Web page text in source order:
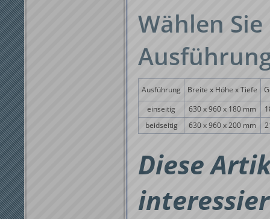
Wählen
Ausführung Breite x Höhe x Tiefe
einseitig
630 x 960 x 180 mm
beidseitig
630 x 960 x 200 mm
Diese